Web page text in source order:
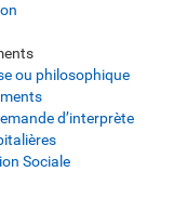
ou philosophique
d’interprète
Sociale